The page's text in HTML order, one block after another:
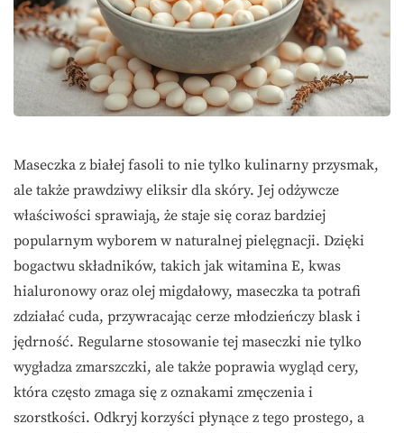
Maseczka z białej fasoli to nie tylko kulinarny przysmak,
ale także prawdziwy eliksir dla skóry. Jej odżywcze
właściwości sprawiają, że staje się coraz bardziej
popularnym wyborem w naturalnej pielęgnacji. Dzięki
bogactwu składników, takich jak witamina E, kwas
hialuronowy oraz olej migdałowy, maseczka ta potrafi
zdziałać cuda, przywracając cerze młodzieńczy blask i
jędrność. Regularne stosowanie tej maseczki nie tylko
wygładza zmarszczki, ale także poprawia wygląd cery,
która często zmaga się z oznakami zmęczenia i
szorstkości. Odkryj korzyści płynące z tego prostego, a